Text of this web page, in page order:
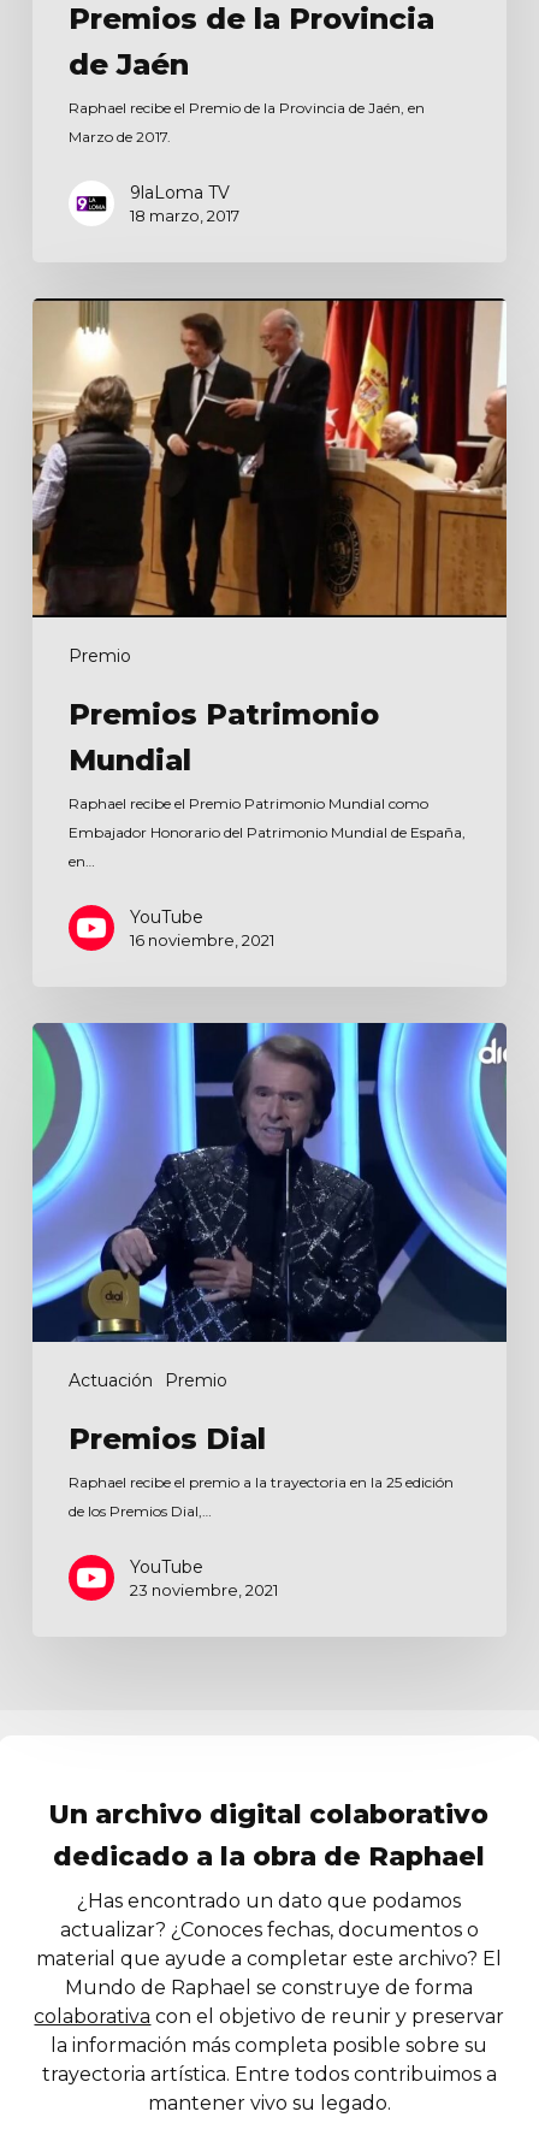
Premios de la Provincia
de Jaén
Raphael recibe el Premio de la Provincia de Jaén, en
Marzo de 2017.
9laLoma TV
18 marzo, 2017
Premio
Premios
Patrimonio
Mundial
Premios Patrimonio
Mundial
Raphael recibe el Premio Patrimonio Mundial como
Embajador Honorario del Patrimonio Mundial de España,
en…
YouTube
16 noviembre, 2021
Actuación Premio
Premios
Dial
Premios Dial
Raphael recibe el premio a la trayectoria en la 25 edición
de los Premios Dial,…
YouTube
23 noviembre, 2021
Un archivo digital colaborativo
dedicado a la obra de Raphael
¿Has encontrado un dato que podamos
actualizar? ¿Conoces fechas, documentos o
material que ayude a completar este archivo? El
Mundo de Raphael se construye de forma
colaborativa con el objetivo de reunir y preservar
la información más completa posible sobre su
trayectoria artística. Entre todos contribuimos a
mantener vivo su legado.